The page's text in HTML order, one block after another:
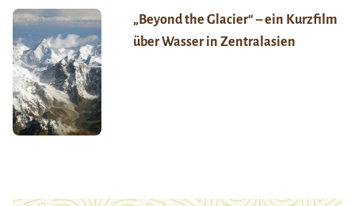
„Beyond the Glacier“ – ein Kurzfilm
über Wasser in Zentralasien